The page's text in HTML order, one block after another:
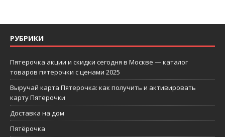
РУБРИКИ
Пятерочка акции и скидки сегодня в Москве — каталог
товаров пятерочки с ценами 2025
Выручай карта Пятерочка: как получить и активировать
карту Пятерочки
Доставка на дом
Пятёрочка